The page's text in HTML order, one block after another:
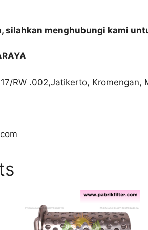
silahkan menghubungi kami
RW .002,Jatikerto, Kromengan,